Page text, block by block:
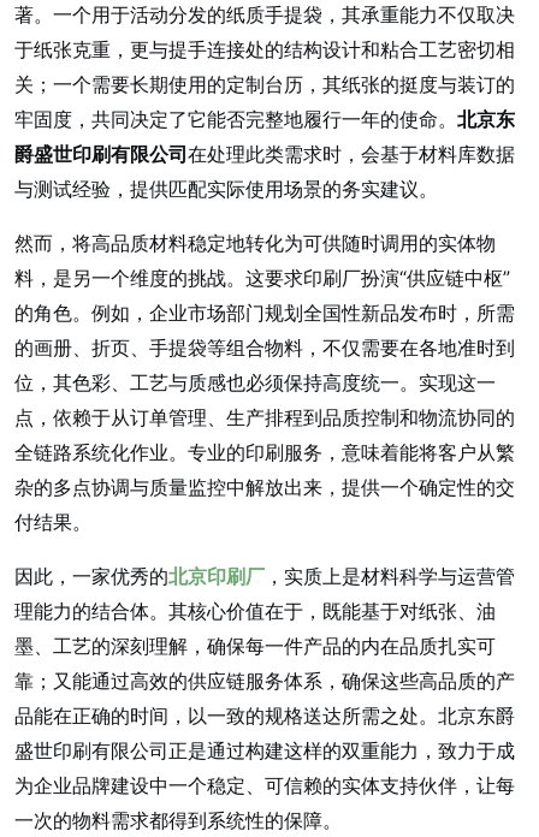
著。一个用于活动分发的纸质手提袋，其承重能力不仅取决
于纸张克重，更与提手连接处的结构设计和粘合工艺密切相
关；一个需要长期使用的定制台历，其纸张的挺度与装订的
牢固度，共同决定了它能否完整地履行一年的使命。 北京东
爵盛世印刷有限公司在处理此类需求时，会基于材料库数据
与测试经验，提供匹配实际使用场景的务实建议。
然而，将高品质材料稳定地转化为可供随时调用的实体物
料，是另一个维度的挑战。这要求印刷厂扮演“供应链中枢”
的角色。例如，企业市场部门规划全国性新品发布时，所需
的画册、折页、手提袋等组合物料，不仅需要在各地准时到
位，其色彩、工艺与质感也必须保持高度统一。实现这一
点，依赖于从订单管理、生产排程到品质控制和物流协同的
全链路系统化作业。专业的印刷服务，意味着能将客户从繁
杂的多点协调与质量监控中解放出来，提供一个确定性的交
付结果。
因此，一家优秀的北京印刷厂，实质上是材料科学与运营管
理能力的结合体。其核心价值在于，既能基于对纸张、油
墨、工艺的深刻理解，确保每一件产品的内在品质扎实可
靠；又能通过高效的供应链服务体系，确保这些高品质的产
品能在正确的时间，以一致的规格送达所需之处。北京东爵
盛世印刷有限公司正是通过构建这样的双重能力，致力于成
为企业品牌建设中一个稳定、可信赖的实体支持伙伴，让每
一次的物料需求都得到系统性的保障。